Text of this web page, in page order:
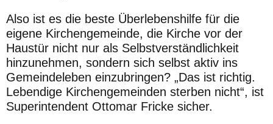
Also ist es die beste Überlebenshilfe für die
eigene Kirchengemeinde, die Kirche vor der
Haustür nicht nur als Selbstverständlichkeit
hinzunehmen, sondern sich selbst aktiv ins
Gemeindeleben einzubringen? „Das ist richtig.
Lebendige Kirchengemeinden sterben nicht“, ist
Superintendent Ottomar Fricke sicher.